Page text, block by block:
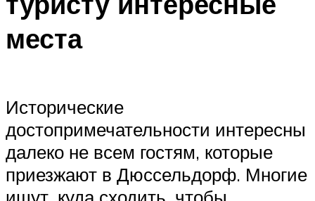
места
Исторические
достопримечательности интересны
далеко не всем гостям, которые
приезжают в Дюссельдорф. Многие